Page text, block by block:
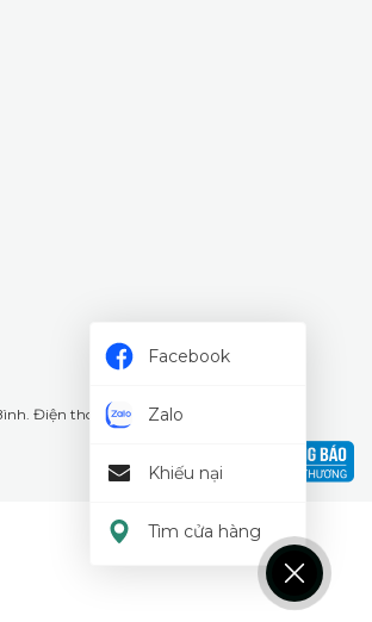
Điện thoại: 18008226
Facebook
Zalo
Khiếu nại
Tìm cửa hàng